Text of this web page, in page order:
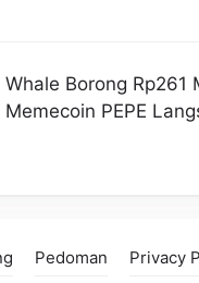
Whale Borong Rp261
Memecoin PEPE
Pedoman Privacy